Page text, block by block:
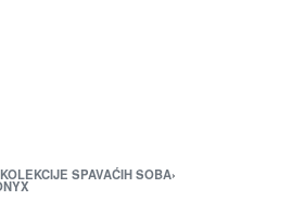
KOLEKCIJE SPAVAĆIH SOBA›